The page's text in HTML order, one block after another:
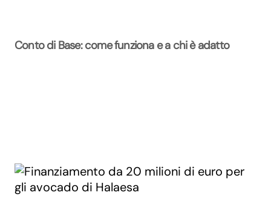
Conto di Base: come funziona e a chi è adatto